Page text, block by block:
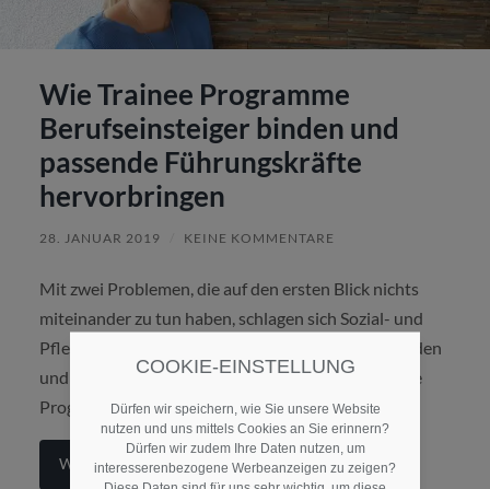
Wie Trainee Programme
Berufseinsteiger binden und
passende Führungskräfte
hervorbringen
28. JANUAR 2019 KEINE KOMMENTARE
Mit zwei Problemen, die auf den ersten Blick nichts
miteinander zu tun haben, schlagen sich Sozial- und
Pflegeeinrichtungen herum: Führungskräfte zu finden
und den Nachwuchs zu binden. Die Lösung: Trainee
Programme.
Weiterlesen
COOKIE-EINSTELLUNG
Dürfen wir speichern, wie Sie unsere Website
nutzen und uns mittels Cookies an Sie erinnern?
Dürfen wir zudem Ihre Daten nutzen, um
interesserenbezogene Werbeanzeigen zu zeigen?